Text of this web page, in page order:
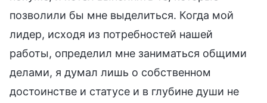
позволили бы мне выделиться. Когда мой
лидер, исходя из потребностей нашей
работы, определил мне заниматься общими
делами, я думал лишь о собственном
достоинстве и статусе и в глубине души не